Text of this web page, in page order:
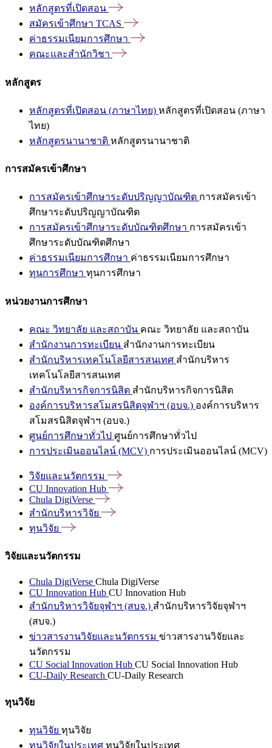
หลักสูตรที่เปิดสอน
สมัครเข้าศึกษา TCAS
ค่าธรรมเนียมการศึกษา
คณะและสำนักวิชา
หลักสูตร
หลักสูตรที่เปิดสอน (ภาษาไทย) หลักสูตรที่เปิดสอน (ภาษา
ไทย)
หลักสูตรนานาชาติ หลักสูตรนานาชาติ
การสมัครเข้าศึกษา
การสมัครเข้าศึกษาระดับปริญญาบัณฑิต การสมัครเข้า
ศึกษาระดับปริญญาบัณฑิต
การสมัครเข้าศึกษาระดับบัณฑิตศึกษา การสมัครเข้า
ศึกษาระดับบัณฑิตศึกษา
ค่าธรรมเนียมการศึกษา ค่าธรรมเนียมการศึกษา
ทุนการศึกษา ทุนการศึกษา
หน่วยงานการศึกษา
คณะ วิทยาลัย และสถาบัน คณะ วิทยาลัย และสถาบัน
สำนักงานการทะเบียน สำนักงานการทะเบียน
สำนักบริหารเทคโนโลยีสารสนเทศ สำนักบริหาร
เทคโนโลยีสารสนเทศ
สำนักบริหารกิจการนิสิต สำนักบริหารกิจการนิสิต
องค์การบริหารสโมสรนิสิตจุฬาฯ (อบจ.) องค์การบริหาร
สโมสรนิสิตจุฬาฯ (อบจ.)
ศูนย์การศึกษาทั่วไป ศูนย์การศึกษาทั่วไป
การประเมินออนไลน์ (MCV) การประเมินออนไลน์ (MCV)
วิจัยและนวัตกรรม
CU Innovation Hub
Chula DigiVerse
สำนักบริหารวิจัย
ทุนวิจัย
วิจัยและนวัตกรรม
Chula DigiVerse Chula DigiVerse
CU Innovation Hub CU Innovation Hub
สำนักบริหารวิจัยจุฬาฯ (สบจ.) สำนักบริหารวิจัยจุฬาฯ
(สบจ.)
ข่าวสารงานวิจัยและนวัตกรรม ข่าวสารงานวิจัยและ
นวัตกรรม
CU Social Innovation Hub CU Social Innovation Hub
CU-Daily Research CU-Daily Research
ทุนวิจัย
ทุนวิจัย ทุนวิจัย
ทุนวิจัยในประเทศ ทุนวิจัยในประเทศ